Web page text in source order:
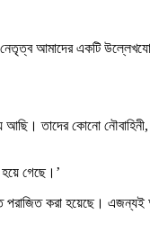
আমাদের একটি
তাদের কোনো নৌবাহিনী,
গেছে।’
পরাজিত করা হয়েছে।